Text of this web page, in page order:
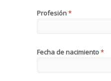
Profesión*
Fecha de nacimiento*